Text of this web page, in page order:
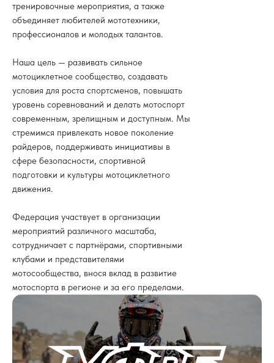
тренировочные мероприятия, а также
объединяет любителей мототехники,
профессионалов и молодых талантов.
Наша цель — развивать сильное
мотоциклетное сообщество, создавать
условия для роста спортсменов, повышать
уровень соревнований и делать мотоспорт
современным, зрелищным и доступным. Мы
стремимся привлекать новое поколение
райдеров, поддерживать инициативы в
сфере безопасности, спортивной
подготовки и культуры мотоциклетного
движения.
Федерация участвует в организации
мероприятий различного масштаба,
сотрудничает с партнёрами, спортивными
клубами и представителями
мотосообщества, внося вклад в развитие
мотоспорта в регионе и за его пределами.